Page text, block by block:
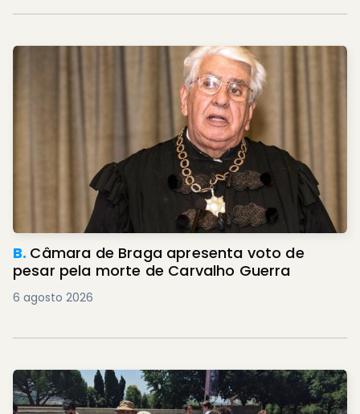
B. Câmara de Braga apresenta voto de
pesar pela morte de Carvalho Guerra
6 agosto 2026